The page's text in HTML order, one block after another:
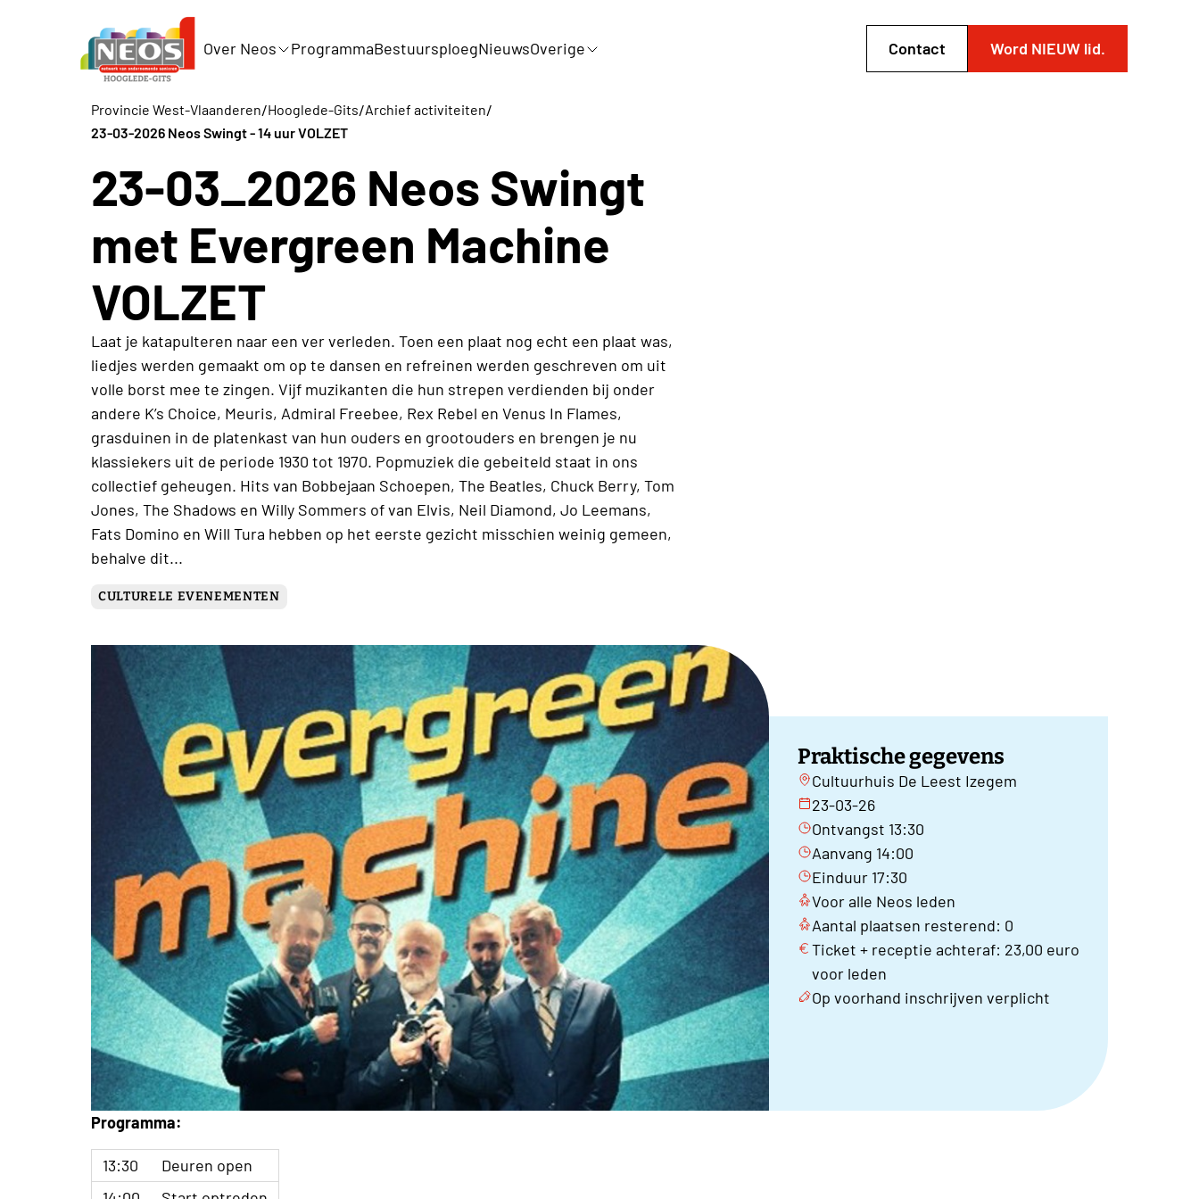
Over Neos ProgrammaBestuursploegNieuwsOverige Contact Word NIEUW lid.
Provincie West-Vlaanderen/Hooglede-Gits/Archief activiteiten/
23-03-2026 Neos Swingt - 14 uur VOLZET
23-03_2026 Neos Swingt
met Evergreen Machine
VOLZET
Laat je katapulteren naar een ver verleden. Toen een plaat nog echt een plaat was,
liedjes werden gemaakt om op te dansen en refreinen werden geschreven om uit
volle borst mee te zingen. Vijf muzikanten die hun strepen verdienden bij onder
andere K’s Choice, Meuris, Admiral Freebee, Rex Rebel en Venus In Flames,
grasduinen in de platenkast van hun ouders en grootouders en brengen je nu
klassiekers uit de periode 1930 tot 1970. Popmuziek die gebeiteld staat in ons
collectief geheugen. Hits van Bobbejaan Schoepen, The Beatles, Chuck Berry, Tom
Jones, The Shadows en Willy Sommers of van Elvis, Neil Diamond, Jo Leemans,
Fats Domino en Will Tura hebben op het eerste gezicht misschien weinig gemeen,
behalve dit...
CULTURELE EVENEMENTEN
Praktische gegevens
Cultuurhuis De Leest Izegem
23-03-26
Ontvangst 13:30
Aanvang 14:00
Einduur 17:30
Voor alle Neos leden
Aantal plaatsen resterend: 0
Ticket + receptie achteraf: 23,00 euro
voor leden
Op voorhand inschrijven verplicht
Programma:
13:30
Deuren open